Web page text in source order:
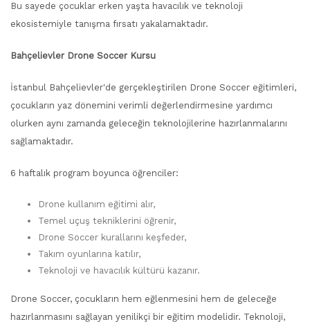
Bu sayede çocuklar erken yaşta havacılık ve teknoloji
ekosistemiyle tanışma fırsatı yakalamaktadır.
Bahçelievler Drone Soccer Kursu
İstanbul Bahçelievler'de gerçekleştirilen Drone Soccer eğitimleri,
çocukların yaz dönemini verimli değerlendirmesine yardımcı
olurken aynı zamanda geleceğin teknolojilerine hazırlanmalarını
sağlamaktadır.
6 haftalık program boyunca öğrenciler:
Drone kullanım eğitimi alır,
Temel uçuş tekniklerini öğrenir,
Drone Soccer kurallarını keşfeder,
Takım oyunlarına katılır,
Teknoloji ve havacılık kültürü kazanır.
Drone Soccer, çocukların hem eğlenmesini hem de geleceğe
hazırlanmasını sağlayan yenilikçi bir eğitim modelidir. Teknoloji,